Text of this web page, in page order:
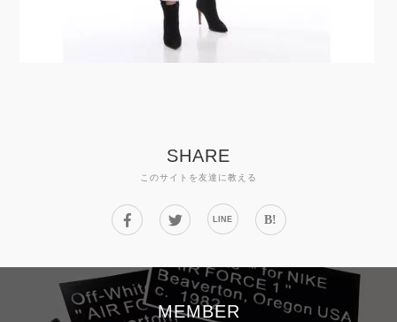
SHARE
このサイトを友達に教える
LINE B!
MEMBER